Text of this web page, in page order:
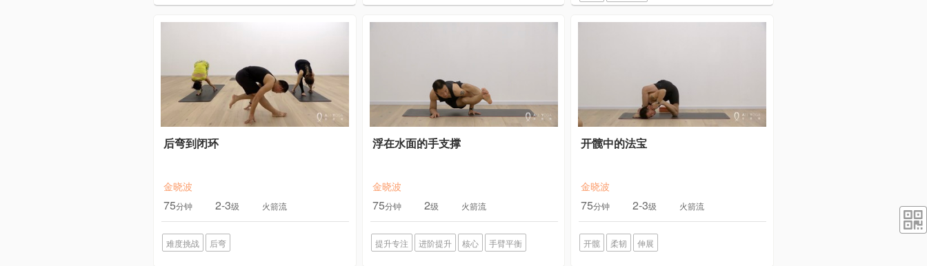
后弯到闭环
金晓波
75分钟 2-3级 火箭流
难度挑战 后弯
浮在水面的手支撑
金晓波
75分钟 2级 火箭流
提升专注 进阶提升 核心 手臂平衡
开髋中的法宝
金晓波
75分钟 2-3级 火箭流
开髋 柔韧 伸展